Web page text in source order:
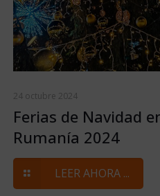
24 octubre 2024
Ferias de Navidad
Rumanía 2024
LEER AHORA ...